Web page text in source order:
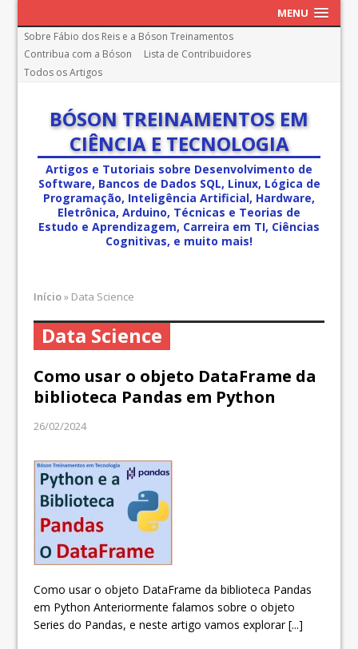
MENU
Sobre Fábio dos Reis e a Bóson Treinamentos
Contribua com a Bóson
Lista de Contribuidores
Todos os Artigos
BÓSON TREINAMENTOS EM
CIÊNCIA E TECNOLOGIA
Artigos e Tutoriais sobre Desenvolvimento de
Software, Bancos de Dados SQL, Linux, Lógica de
Programação, Inteligência Artificial, Hardware,
Eletrônica, Arduino, Técnicas e Teorias de
Estudo e Aprendizagem, Carreira em TI, Ciências
Cognitivas, e muito mais!
Início» Data Science
Data Science
Como usar o objeto DataFrame da
biblioteca Pandas em Python
26/02/2024
Como usar o objeto DataFrame da biblioteca Pandas
em Python Anteriormente falamos sobre o objeto
Series do Pandas, e neste artigo vamos explorar[...]